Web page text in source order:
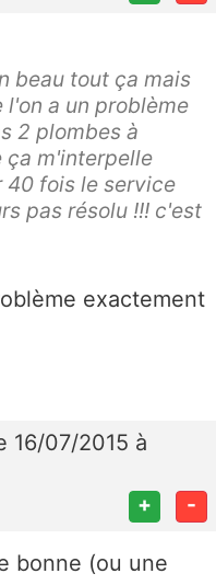
beau tout ça mais
a un problème
2 plombes à
ça m'interpelle
40 fois le service
pas résolu !!! c'est
exactement
16/07/2015 à
+ -
bonne (ou une